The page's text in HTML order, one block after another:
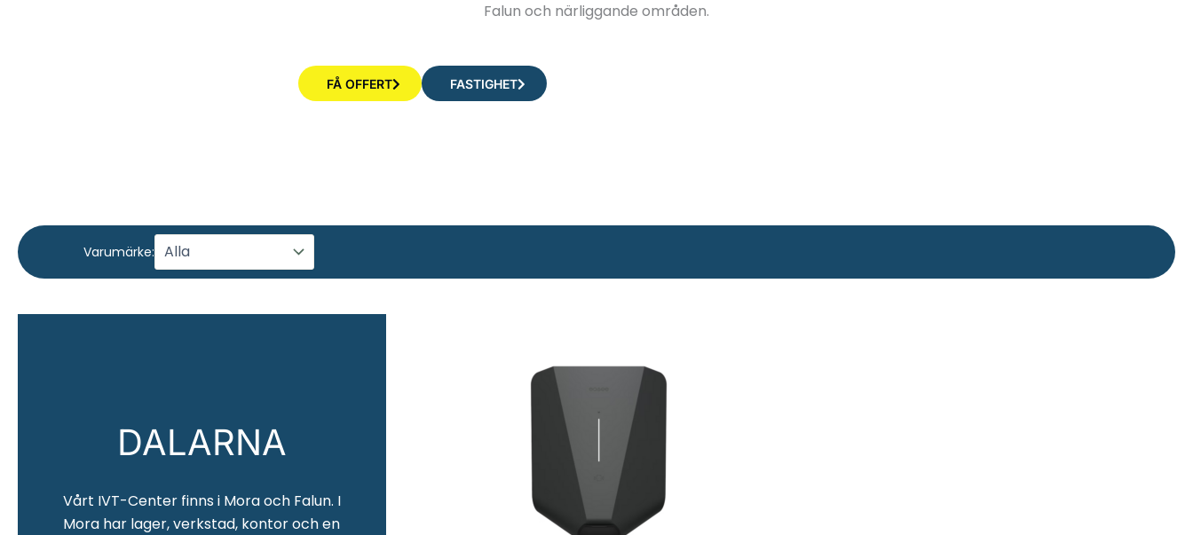
Falun och närliggande områden.
FÅ OFFERT FASTIGHET
Varumärke:
DALARNA
Vårt IVT-Center finns i Mora och Falun. I
Mora har lager, verkstad, kontor och en